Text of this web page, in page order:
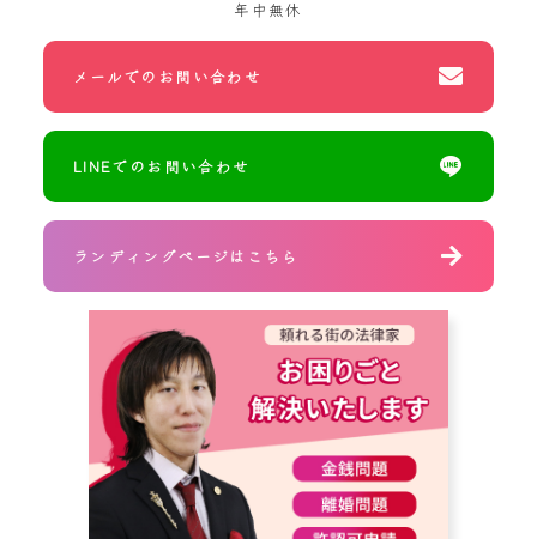
年中無休
メールでのお問い合わせ
LINEでのお問い合わせ
ランディングページはこちら